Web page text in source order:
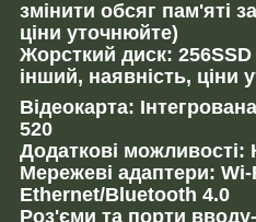
змінити обсяг пам'яті
ціни уточнюйте)
Жорсткий диск:
інший, наявність, ціни
Відеокарта:
520
Додаткові можливості:
Мережеві адаптери:
Ethernet/Bluetooth 4.0
Роз'єми та порти